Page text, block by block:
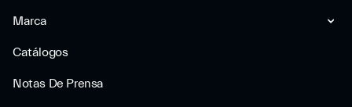
Marca
Catálogos
Notas De Prensa